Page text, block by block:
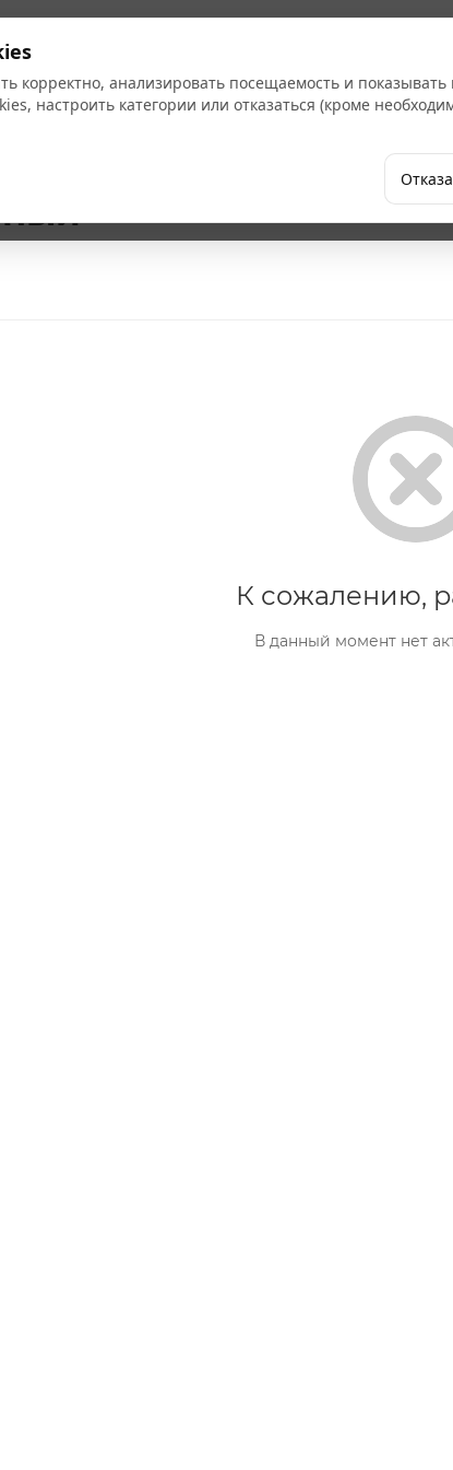
Бренды Компания
К сожалению,
В данный момент нет
корректно, анализировать посещаемость и
настроить категории или отказаться (кроме